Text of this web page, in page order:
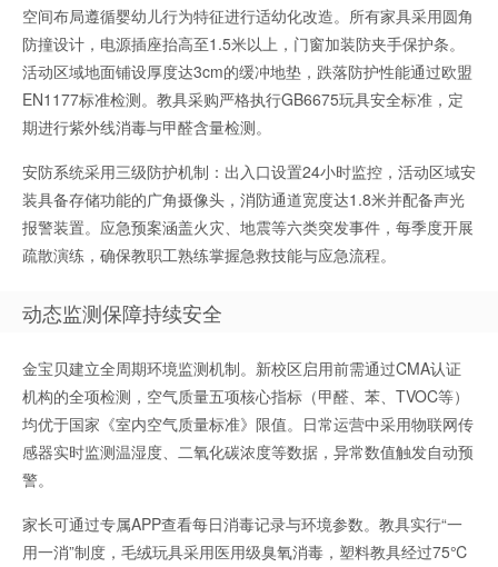
空间布局遵循婴幼儿行为特征进行适幼化改造。所有家具采用圆角
防撞设计，电源插座抬高至1.5米以上，门窗加装防夹手保护条。
活动区域地面铺设厚度达3cm的缓冲地垫，跌落防护性能通过欧盟
EN1177标准检测。教具采购严格执行GB6675玩具安全标准，定
期进行紫外线消毒与甲醛含量检测。
安防系统采用三级防护机制：出入口设置24小时监控，活动区域安
装具备存储功能的广角摄像头，消防通道宽度达1.8米并配备声光
报警装置。应急预案涵盖火灾、地震等六类突发事件，每季度开展
疏散演练，确保教职工熟练掌握急救技能与应急流程。
动态监测保障持续安全
金宝贝建立全周期环境监测机制。新校区启用前需通过CMA认证
机构的全项检测，空气质量五项核心指标（甲醛、苯、TVOC等）
均优于国家《室内空气质量标准》限值。日常运营中采用物联网传
感器实时监测温湿度、二氧化碳浓度等数据，异常数值触发自动预
警。
家长可通过专属APP查看每日消毒记录与环境参数。教具实行“一
用一消”制度，毛绒玩具采用医用级臭氧消毒，塑料教具经过75℃